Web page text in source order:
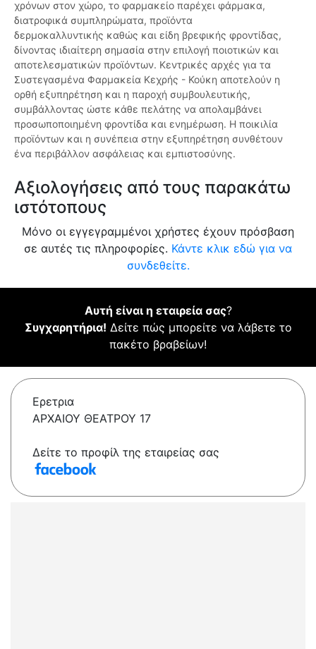
χρόνων στον χώρο, το φαρμακείο παρέχει φάρμακα,
διατροφικά συμπληρώματα, προϊόντα
δερμοκαλλυντικής καθώς και είδη βρεφικής φροντίδας,
δίνοντας ιδιαίτερη σημασία στην επιλογή ποιοτικών και
αποτελεσματικών προϊόντων. Κεντρικές αρχές για τα
Συστεγασμένα Φαρμακεία Κεχρής - Κούκη αποτελούν η
ορθή εξυπηρέτηση και η παροχή συμβουλευτικής,
συμβάλλοντας ώστε κάθε πελάτης να απολαμβάνει
προσωποποιημένη φροντίδα και ενημέρωση. Η ποικιλία
προϊόντων και η συνέπεια στην εξυπηρέτηση συνθέτουν
ένα περιβάλλον ασφάλειας και εμπιστοσύνης.
Αξιολογήσεις από τους παρακάτω
ιστότοπους
Μόνο οι εγγεγραμμένοι χρήστες έχουν πρόσβαση
σε αυτές τις πληροφορίες. Κάντε κλικ εδώ για να
συνδεθείτε.
Αυτή είναι η εταιρεία σας?
Συγχαρητήρια! Δείτε πώς μπορείτε να λάβετε το
πακέτο βραβείων!
Ερετρια
ΑΡΧΑΙΟΥ ΘΕΑΤΡΟΥ 17
Δείτε το προφίλ της εταιρείας σας